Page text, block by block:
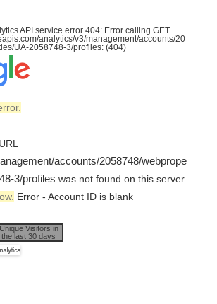
API service error 404: Error calling GET
analytics/v3/management/accounts/20
UA-2058748-3/profiles: (404)
accounts/2058748/webprope
3/profiles was not found on this server.
Error - Account ID is blank
Unique Visitors in
the last 30 days